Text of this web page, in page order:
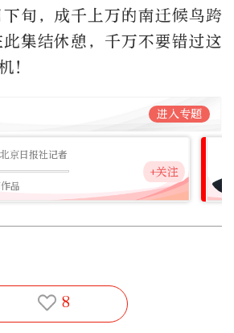
旬，成千上万的南迁候鸟跨
集结休憩，千万不要错过这
！
进入专题
北京日报社记者
品
+关注
8